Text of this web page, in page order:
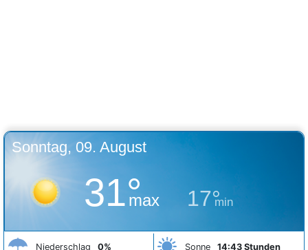
Sonntag, 09. August
31°
max 17°
min
Niederschlag 0% Sonne 14:43 Stunden